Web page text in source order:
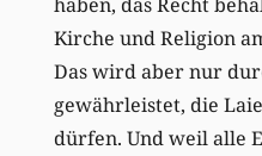
Kirche und Religion
Das wird aber nur
gewährleistet, die
dürfen. Und weil alle